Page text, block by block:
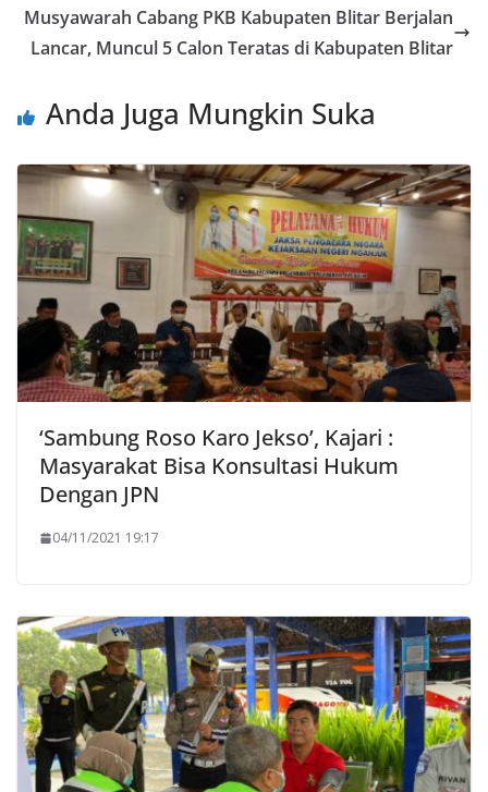
Musyawarah Cabang PKB Kabupaten Blitar Berjalan
Lancar, Muncul 5 Calon Teratas di Kabupaten Blitar
Anda Juga Mungkin Suka
‘Sambung Roso Karo Jekso’, Kajari :
Masyarakat Bisa Konsultasi Hukum
Dengan JPN
04/11/2021 19:17